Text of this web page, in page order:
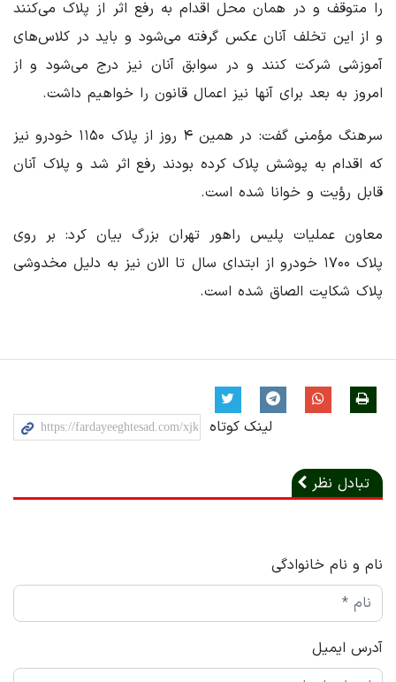
را متوقف و در همان محل اقدام به رفع اثر از پلاک می‌کنند
و از این تخلف آنان عکس گرفته می‌شود و باید در کلاس‌های
آموزشی شرکت کنند و در سوابق آنان نیز درج می‌شود و از
امروز به بعد برای آنها نیز اعمال قانون را خواهیم داشت.
سرهنگ مؤمنی گفت: در همین ۴ روز از پلاک ۱۱۵۰ خودرو نیز
که اقدام به پوشش پلاک کرده بودند رفع اثر شد و پلاک آنان
قابل رؤیت و خوانا شده است.
معاون عملیات پلیس راهور تهران بزرگ بیان کرد: بر روی
پلاک ۱۷۰۰ خودرو از ابتدای سال تا الان نیز به دلیل مخدوشی
پلاک شکایت الصاق شده است.
لینک کوتاه
تبادل نظر
نام و نام خانوادگی
آدرس ایمیل